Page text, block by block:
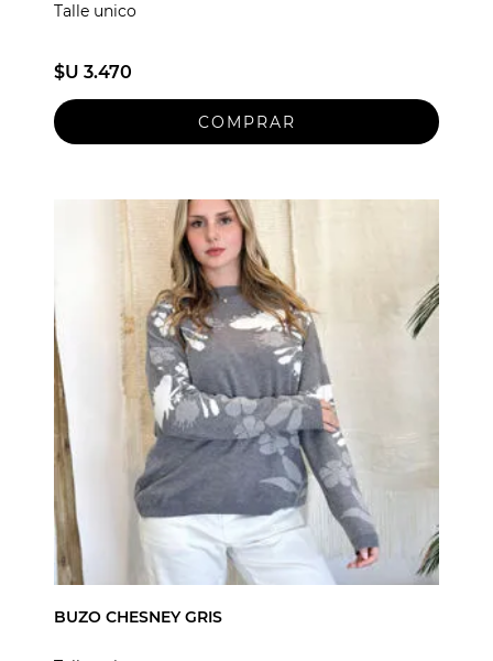
Talle unico
$U 3.470
BUZO CHESNEY GRIS